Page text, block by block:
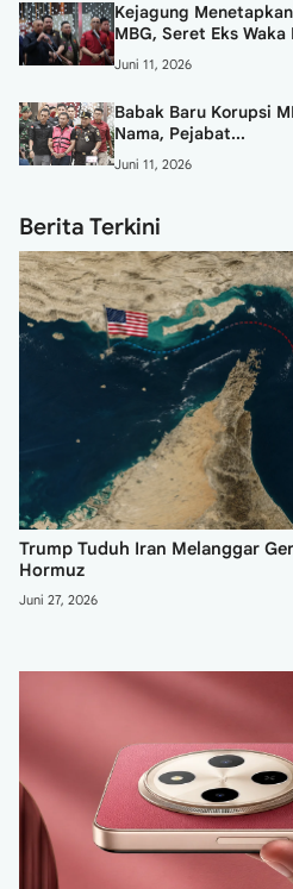
Kejagung
MBG, Seret Eks Waka
Juni 11, 2026
Babak Baru Korupsi
Nama, Pejabat...
Juni 11, 2026
Berita Terkini
Trump Tuduh Iran Melanggar
Hormuz
Juni 27, 2026